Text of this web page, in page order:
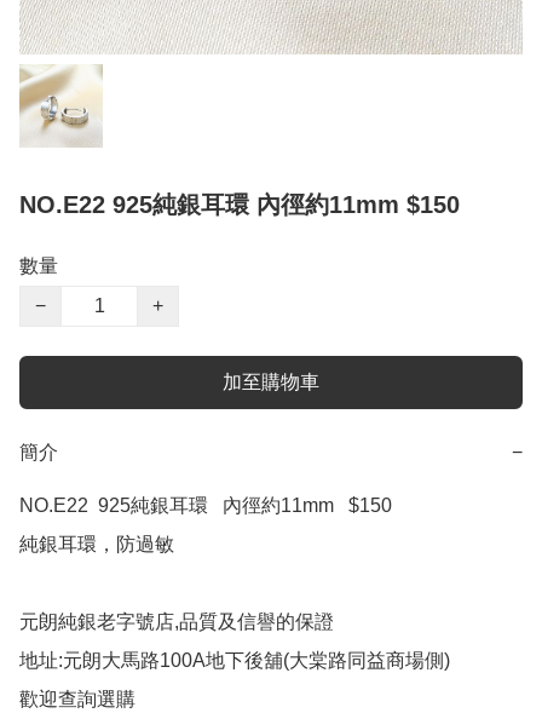
NO.E22 925純銀耳環 內徑約11mm $150
數量
−
+
加至購物車
簡介 −
NO.E22  925純銀耳環   內徑約11mm   $150
純銀耳環，防過敏
元朗純銀老字號店,品質及信譽的保證
地址:元朗大馬路100A地下後舖(大棠路同益商場側)
歡迎查詢選購